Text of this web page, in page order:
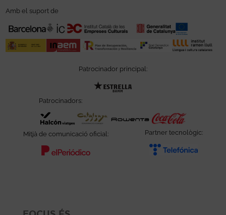
Amb el suport de
Patrocinador principal:
Patrocinadors:
Abre en nueva ventana
Abre en nueva ventana
Abre en nueva
Mitjà de comunicació oficial:
Abre en nueva ventana
Partner tecnològic: